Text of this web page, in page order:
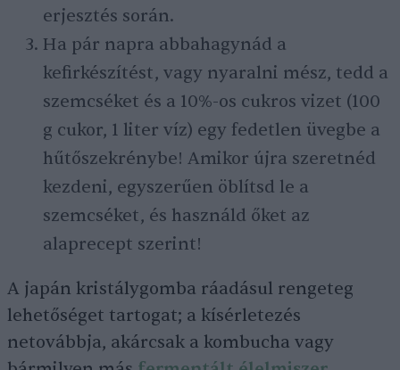
erjesztés során.
Ha pár napra abbahagynád a
kefirkészítést, vagy nyaralni mész, tedd a
szemcséket és a 10%-os cukros vizet (100
g cukor, 1 liter víz) egy fedetlen üvegbe a
hűtőszekrénybe! Amikor újra szeretnéd
kezdeni, egyszerűen öblítsd le a
szemcséket, és használd őket az
alaprecept szerint!
A japán kristálygomba ráadásul rengeteg
lehetőséget tartogat; a kísérletezés
netovábbja, akárcsak a kombucha vagy